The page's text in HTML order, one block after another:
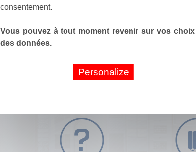
consentement.
Vous pouvez à tout moment revenir sur vos
des données.
Personalize